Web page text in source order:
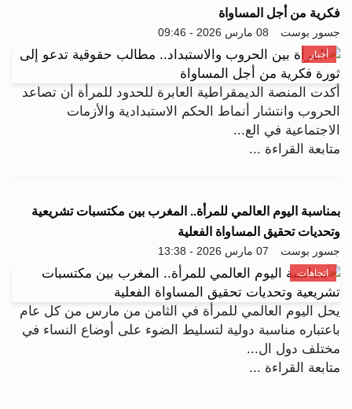
فكرية من أجل المساواة
جسور بوست 08 مارس 2026 - 09:46
أخبار
أكدت المنصة الديمقراطية العابرة للحدود للمرأة أن تصاعد
الحروب وانتشار أنماط الحكم الاستبدادية والأزمات
الاجتماعية في الع...
متابعة القراءة ...
بمناسبة اليوم العالمي للمرأة.. المغرب بين مكتسبات تشريعية
وتحديات تحقيق المساواة الفعلية
جسور بوست 07 مارس 2026 - 13:38
اتجاهات
يحل اليوم العالمي للمرأة في الثامن من مارس من كل عام
باعتباره مناسبة دولية لتسليط الضوء على أوضاع النساء في
مختلف دول ال...
متابعة القراءة ...